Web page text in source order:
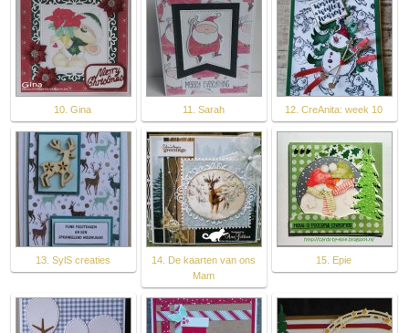
10. Gina 11. Sarah 12. CreAnita: week 10
13. SylS creaties
14. De kaarten van ons
Mam
15. Epie